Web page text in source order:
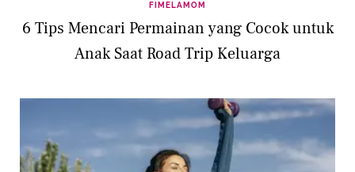
FIMELAMOM
6 Tips Mencari Permainan yang Cocok untuk
Anak Saat Road Trip Keluarga